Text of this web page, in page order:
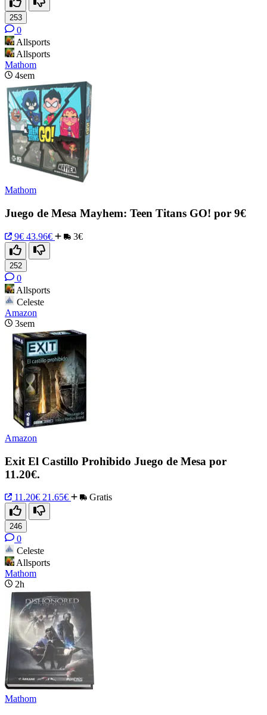
253
0
Allsports
Allsports
Mathom
4sem
Mathom
Juego de Mesa Mayhem: Teen Titans GO! por 9€
9€ 43.96€ 3€
252
0
Allsports
Celeste
Amazon
3sem
Amazon
Exit El Castillo Prohibido Juego de Mesa por
11.20€.
11.20€ 21.65€ Gratis
246
0
Celeste
Allsports
Mathom
2h
Mathom